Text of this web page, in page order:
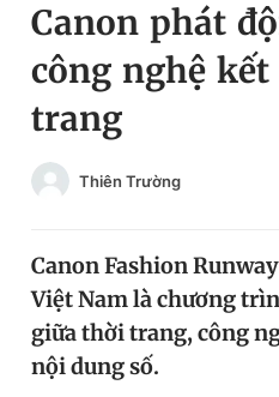
Chuyên mục
Chuyên mục khác
Chào ngày mới
Video
Đổi mật khẩu
Tin đã lưu
Tin đã xem
Canon phát
công nghệ
trang
Thiên Trường
Canon Fashion
Việt Nam là chương
giữa thời trang, công
nội dung số.